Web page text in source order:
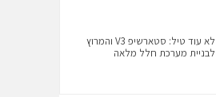
לא עוד טיל: סטארשיפ V3 והמרוץ
לבניית מערכת חלל מלאה